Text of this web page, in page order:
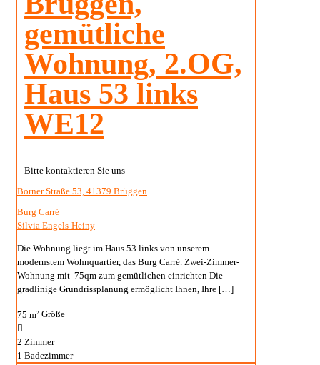
gemütliche
Wohnung, 2.OG,
Haus 53 links
WE12
Bitte kontaktieren Sie uns
Borner Straße 53, 41379 Brüggen
Burg Carré
Silvia Engels-Heiny
Die Wohnung liegt im Haus 53 links von unserem
modernstem Wohnquartier, das Burg Carré. Zwei-Zimmer-
Wohnung mit 75qm zum gemütlichen einrichten Die
gradlinige Grundrissplanung ermöglicht Ihnen, Ihre […]
75 m2 Größe
2 Zimmer
1 Badezimmer